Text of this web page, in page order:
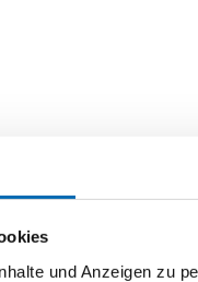
und Anzeigen zu